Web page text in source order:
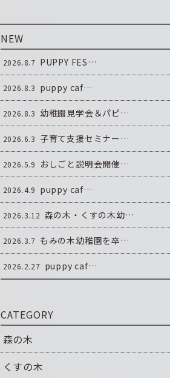
NEW
2026.8.7 PUPPY FES…
2026.8.3 puppy caf…
2026.8.3 幼稚園見学会＆パピ…
2026.6.3 子育て支援セミナー…
2026.5.9 おしごと説明会開催…
2026.4.9 puppy caf…
2026.3.12 森の木・くすの木幼…
2026.3.7 もみの木幼稚園を卒…
2026.2.27 puppy caf…
CATEGORY
森の木
くすの木